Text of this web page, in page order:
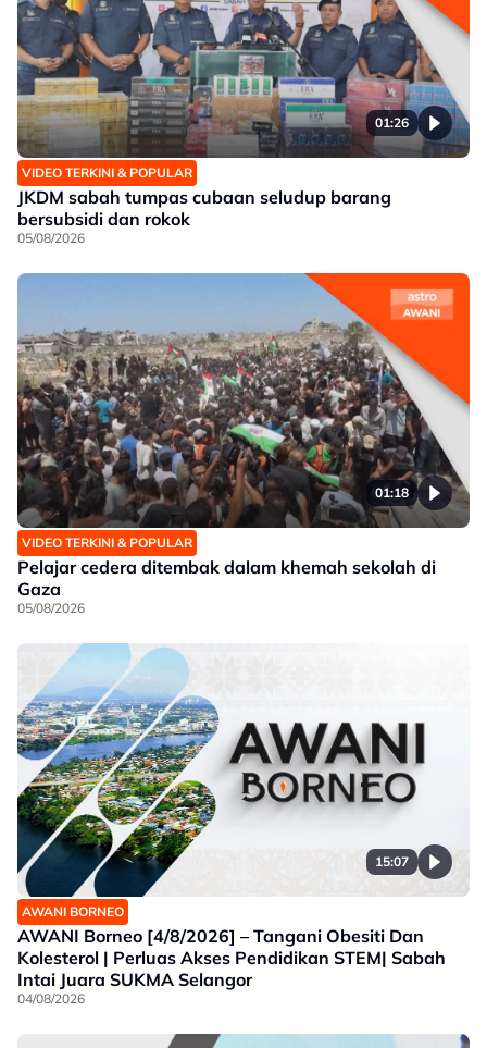
01:26
VIDEO TERKINI & POPULAR
JKDM sabah tumpas cubaan seludup barang
bersubsidi dan rokok
05/08/2026
01:18
VIDEO TERKINI & POPULAR
Pelajar cedera ditembak dalam khemah sekolah di
Gaza
05/08/2026
15:07
AWANI BORNEO
AWANI Borneo [4/8/2026] – Tangani Obesiti Dan
Kolesterol | Perluas Akses Pendidikan STEM| Sabah
Intai Juara SUKMA Selangor
04/08/2026